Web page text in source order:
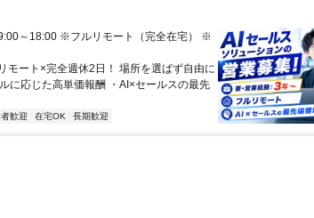
～18:00 ※フルリモート（完全在宅） ※
モート×完全週休2日！ 場所を選ばず自由に
に応じた高単価報酬 ・AI×セールスの最先
歓迎 在宅OK 長期歓迎